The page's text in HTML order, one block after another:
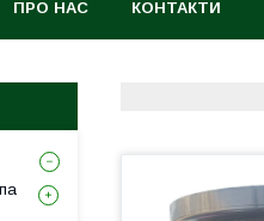
ПРО НАС КОНТАКТИ